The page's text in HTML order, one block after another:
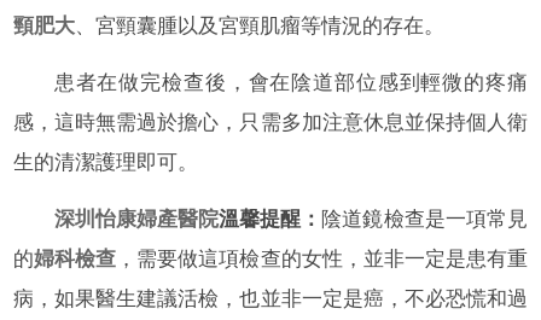
頸肥大、宮頸囊腫以及宮頸肌瘤等情況的存在。
患者在做完檢查後，會在陰道部位感到輕微的疼痛
感，這時無需過於擔心，只需多加注意休息並保持個人衛
生的清潔護理即可。
深圳怡康婦產醫院溫馨提醒： 陰道鏡檢查是一項常見
的婦科檢查 ，需要做這項檢查的女性，並非一定是患有重
病，如果醫生建議活檢，也並非一定是癌，不必恐慌和過